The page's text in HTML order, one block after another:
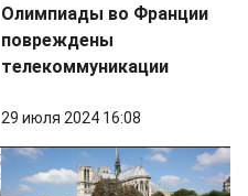
Олимпиады во Франции
повреждены
телекоммуникации
29 июля 2024 16:08